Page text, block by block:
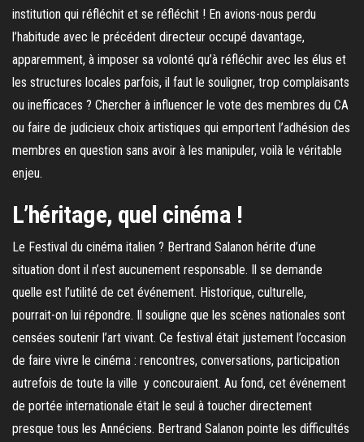
institution qui réfléchit et se réfléchit ! En avions-nous perdu
l’habitude avec le précédent directeur occupé davantage,
apparemment, à imposer sa volonté qu’à réfléchir avec les élus et
les structures locales parfois, il faut le souligner, trop complaisants
ou inefficaces ? Chercher à influencer le vote des membres du CA
ou faire de judicieux choix artistiques qui emportent l’adhésion des
membres en question sans avoir à les manipuler, voilà le véritable
enjeu.
L’héritage, quel cinéma !
Le Festival du cinéma italien ? Bertrand Salanon hérite d’une
situation dont il n’est aucunement responsable. Il se demande
quelle est l’utilité de cet événement. Historique, culturelle,
pourrait-on lui répondre. Il souligne que les scènes nationales sont
censées soutenir l’art vivant. Ce festival était justement l’occasion
de faire vivre le cinéma : rencontres, conversations, participation
autrefois de toute la ville y concouraient. Au fond, cet événement
de portée internationale était le seul à toucher directement
presque tous les Annéciens. Bertrand Salanon pointe les difficultés